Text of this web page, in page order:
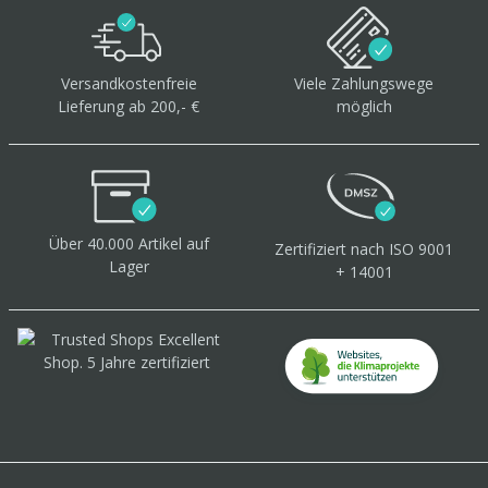
Versandkostenfreie
Lieferung ab 200,- €
Viele Zahlungswege
möglich
Über 40.000 Artikel auf
Lager
Zertifiziert nach ISO 9001
+ 14001